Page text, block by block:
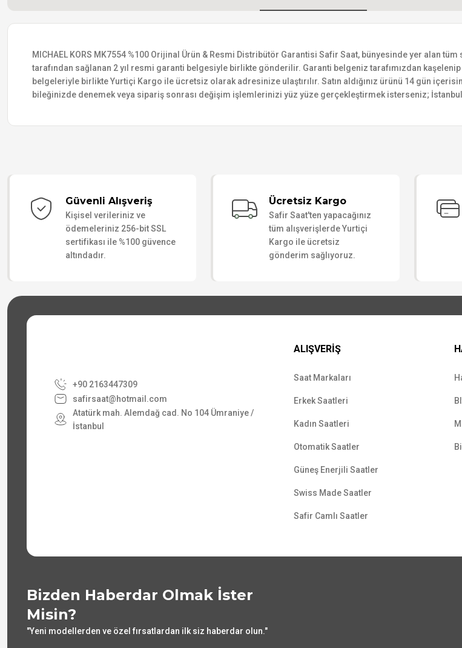
MICHAEL KORS MK7554 %100 Orijinal Ürün & Resmi Distribütör Garantisi Safir Saat, bünyesinde yer alan
tarafından sağlanan 2 yıl resmi garanti belgesiyle birlikte gönderilir. Garanti belgeniz tarafımızdan
belgeleriyle birlikte Yurtiçi Kargo ile ücretsiz olarak adresinize ulaştırılır. Satın aldığınız ürünü 14 gün
bileğinizde denemek veya sipariş sonrası değişim işlemlerinizi yüz yüze gerçekleştirmek isterseniz;
Güvenli Alışveriş
Kişisel verileriniz ve
ödemeleriniz 256-bit SSL
sertifikası ile %100 güvence
altındadır.
Ücretsiz Kargo
Safir Saat'ten yapacağınız
tüm alışverişlerde Yurtiçi
Kargo ile ücretsiz
gönderim sağlıyoruz.
+90 2163447309
safirsaat@hotmail.com
Atatürk mah. Alemdağ cad. No 104 Ümraniye /
İstanbul
ALIŞVERİŞ
Saat Markaları
Erkek Saatleri
Kadın Saatleri
Otomatik Saatler
Güneş Enerjili Saatler
Swiss Made Saatler
Safir Camlı Saatler
Bizden Haberdar Olmak İster
Misin?
"Yeni modellerden ve özel fırsatlardan ilk siz haberdar olun."